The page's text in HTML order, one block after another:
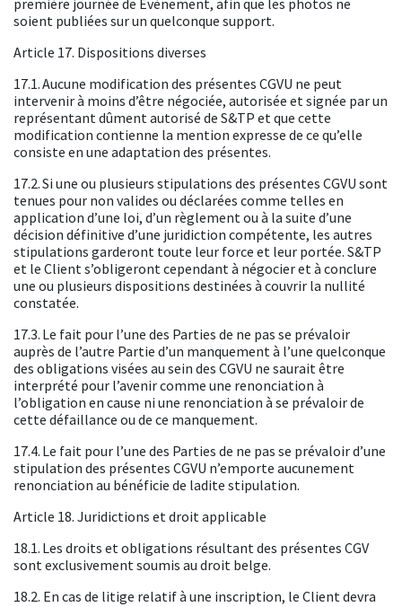
soient publiées sur un quelconque support.
Article 17. Dispositions diverses
17.1. Aucune modification des présentes CGVU ne peut
intervenir à moins d’être négociée, autorisée et signée par un
représentant dûment autorisé de S&TP et que cette
modification contienne la mention expresse de ce qu’elle
consiste en une adaptation des présentes.
17.2. Si une ou plusieurs stipulations des présentes CGVU sont
tenues pour non valides ou déclarées comme telles en
application d’une loi, d’un règlement ou à la suite d’une
décision définitive d’une juridiction compétente, les autres
stipulations garderont toute leur force et leur portée. S&TP
et le Client s’obligeront cependant à négocier et à conclure
une ou plusieurs dispositions destinées à couvrir la nullité
constatée.
17.3. Le fait pour l’une des Parties de ne pas se prévaloir
auprès de l’autre Partie d’un manquement à l’une quelconque
des obligations visées au sein des CGVU ne saurait être
interprété pour l’avenir comme une renonciation à
l’obligation en cause ni une renonciation à se prévaloir de
cette défaillance ou de ce manquement.
17.4. Le fait pour l’une des Parties de ne pas se prévaloir d’une
stipulation des présentes CGVU n’emporte aucunement
renonciation au bénéficie de ladite stipulation.
Article 18. Juridictions et droit applicable
18.1. Les droits et obligations résultant des présentes CGV
sont exclusivement soumis au droit belge.
18.2. En cas de litige relatif à une inscription, le Client devra